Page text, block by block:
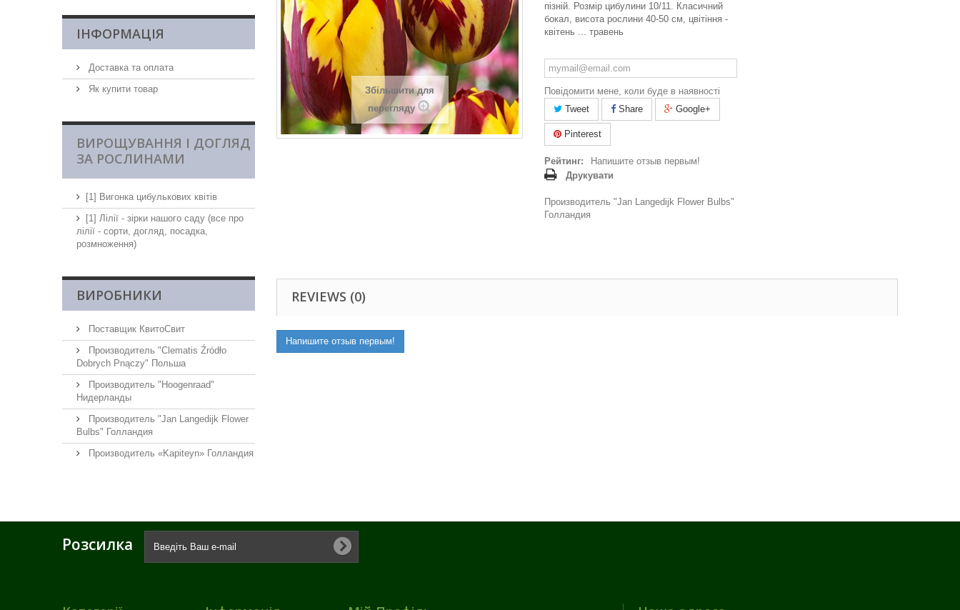
ІНФОРМАЦІЯ
Доставка та оплата
Як купити товар
ВИРОЩУВАННЯ І ДОГЛЯД
ЗА РОСЛИНАМИ
[1] Вигонка цибулькових квітів
[1] Лілії - зірки нашого саду (все про
лілії - сорти, догляд, посадка,
розмноження)
ВИРОБНИКИ
Поставщик КвитоСвит
Производитель "Clematis Źródło
Dobrych Pnączy" Польша
Производитель "Hoogenraad"
Нидерланды
Производитель "Jan Langedijk Flower
Bulbs" Голландия
Производитель «Kapiteyn» Голландия
Збільшити для
перегляду
пізній. Розмір цибулини 10/11. Класичний
бокал, висота рослини 40-50 см, цвітіння -
квітень ... травень
Повідомити мене, коли буде в наявності
Tweet
Share Google+
Pinterest
Рейтинг:
Напишите отзыв первым!
Друкувати
Производитель "Jan Langedijk Flower Bulbs"
Голландия
REVIEWS (0)
Напишите отзыв первым!
Розсилка